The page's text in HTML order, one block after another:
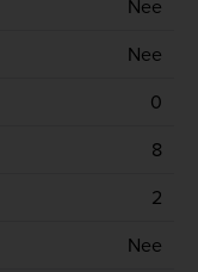
Nee
Nee
0
8
2
Nee